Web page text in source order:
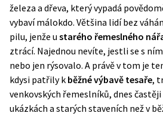
železa a dřeva, který vypadá
vybaví málokdo. Většina lidí bez
pilu, jenže u starého řemeslného
ztrácí. Najednou nevíte, jestli se s
nebo jen rýsovalo. A právě v tom je
kdysi patřily k běžné výbavě tesaře,
venkovských řemeslníků, dnes
ukázkách a starých staveních než v